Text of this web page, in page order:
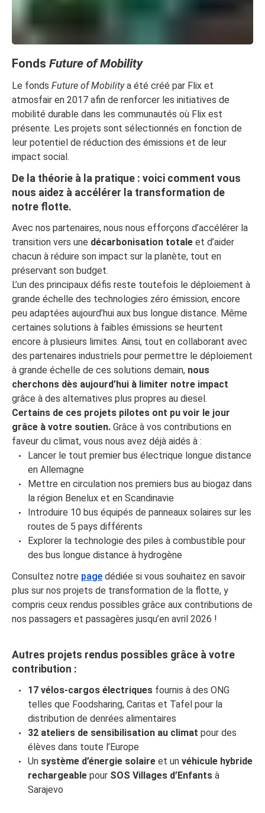
Fonds Future of Mobility
Le fonds Future of Mobilitya été créé par Flix et
atmosfair en 2017 afin de renforcer les initiatives de
mobilité durable dans les communautés où Flix est
présente. Les projets sont sélectionnés en fonction de
leur potentiel de réduction des émissions et de leur
impact social.
De la théorie à la pratique : voici comment vous
nous aidez à accélérer la transformation de
notre flotte.
Avec nos partenaires, nous nous efforçons d’accélérer la
transition vers une décarbonisation totale et d’aider
chacun à réduire son impact sur la planète, tout en
préservant son budget.
L’un des principaux défis reste toutefois le déploiement à
grande échelle des technologies zéro émission, encore
peu adaptées aujourd’hui aux bus longue distance. Même
certaines solutions à faibles émissions se heurtent
encore à plusieurs limites. Ainsi, tout en collaborant avec
des partenaires industriels pour permettre le déploiement
à grande échelle de ces solutions demain, nous
cherchons dès aujourd’hui à limiter notre impact
grâce à des alternatives plus propres au diesel.
Certains de ces projets pilotes ont pu voir le jour
grâce à votre soutien. Grâce à vos contributions en
faveur du climat, vous nous avez déjà aidés à :
Lancer le tout premier bus électrique longue distance
en Allemagne
Mettre en circulation nos premiers bus au biogaz dans
la région Benelux et en Scandinavie
Introduire 10 bus équipés de panneaux solaires sur les
routes de 5 pays différents
Explorer la technologie des piles à combustible pour
des bus longue distance à hydrogène
Consultez notre page dédiée si vous souhaitez en savoir
plus sur nos projets de transformation de la flotte, y
compris ceux rendus possibles grâce aux contributions de
nos passagers et passagères jusqu’en avril 2026 !
Autres projets rendus possibles grâce à votre
contribution :
17 vélos-cargos électriques fournis à des ONG
telles que Foodsharing, Caritas et Tafel pour la
distribution de denrées alimentaires
32 ateliers de sensibilisation au climat pour des
élèves dans toute l’Europe
Un système d’énergie solaire et un véhicule hybride
rechargeable pour SOS Villages d’Enfants à
Sarajevo